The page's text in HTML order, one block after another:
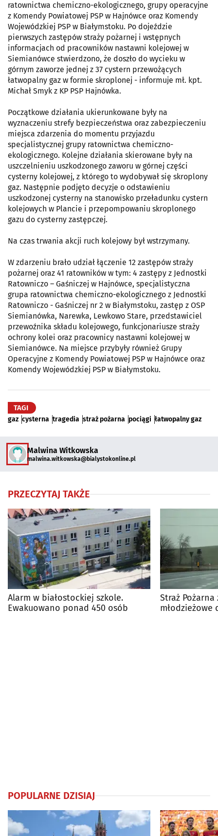
ratownictwa chemiczno-ekologicznego, grupy operacyjne
z Komendy Powiatowej PSP w Hajnówce oraz Komendy
Wojewódzkiej PSP w Białymstoku. Po dojeździe
pierwszych zastępów straży pożarnej i wstępnych
informacjach od pracowników nastawni kolejowej w
Siemianówce stwierdzono, że doszło do wycieku w
górnym zaworze jednej z 37 cystern przewożących
łatwopalny gaz w formie skroplonej - informuje mł. kpt.
Michał Smyk z KP PSP Hajnówka.
Początkowe działania ukierunkowane były na
wyznaczeniu strefy bezpieczeństwa oraz zabezpieczeniu
miejsca zdarzenia do momentu przyjazdu
specjalistycznej grupy ratownictwa chemiczno-
ekologicznego. Kolejne działania skierowane były na
uszczelnieniu uszkodzonego zaworu w górnej części
cysterny kolejowej, z którego to wydobywał się skroplony
gaz. Następnie podjęto decyzje o odstawieniu
uszkodzonej cysterny na stanowisko przeładunku cystern
kolejowych w Plancie i przepompowaniu skroplonego
gazu do cysterny zastępczej.
Na czas trwania akcji ruch kolejowy był wstrzymany.
W zdarzeniu brało udział łączenie 12 zastępów straży
pożarnej oraz 41 ratowników w tym: 4 zastępy z Jednostki
Ratowniczo – Gaśniczej w Hajnówce, specjalistyczna
grupa ratownictwa chemiczno-ekologicznego z Jednostki
Ratowniczo - Gaśniczej nr 2 w Białymstoku, zastęp z OSP
Siemianówka, Narewka, Lewkowo Stare, przedstawiciel
przewoźnika składu kolejowego, funkcjonariusze straży
ochrony kolei oraz pracownicy nastawni kolejowej w
Siemianówce. Na miejsce przybyły również Grupy
Operacyjne z Komendy Powiatowej PSP w Hajnówce oraz
Komendy Wojewódzkiej PSP w Białymstoku.
TAGI
gaz cysterna tragedia straż pożarna pociągi łatwopalny gaz
Malwina Witkowska
malwina.witkowska@bialystokonline.pl
PRZECZYTAJ TAKŻE
Alarm w białostockiej szkole.
Ewakuowano ponad 450 osób
Straż Pożarna
młodzieżowe
POPULARNE DZISIAJ